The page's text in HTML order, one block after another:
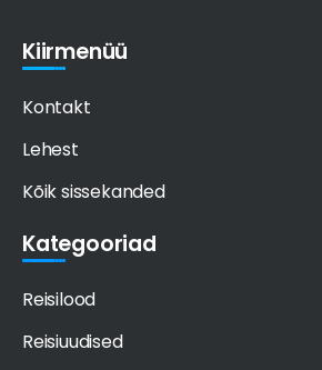
Kiirmenüü
Kontakt
Lehest
Kõik sissekanded
Kategooriad
Reisilood
Reisiuudised